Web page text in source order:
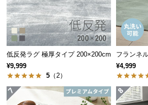
つ
い
て
返
品・
キ
ャ
低反発ラグ 極厚タイプ 200×200cm
¥9,999
5 （2）
フランネ
¥4,999